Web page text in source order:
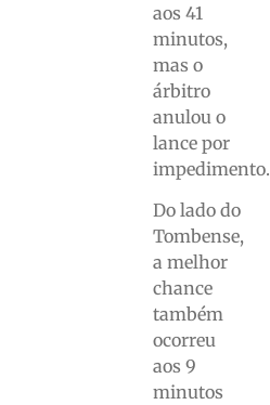
aos 41
minutos,
mas o
árbitro
anulou o
lance por
impedimento.
Do lado do
Tombense,
a melhor
chance
também
ocorreu
aos 9
minutos